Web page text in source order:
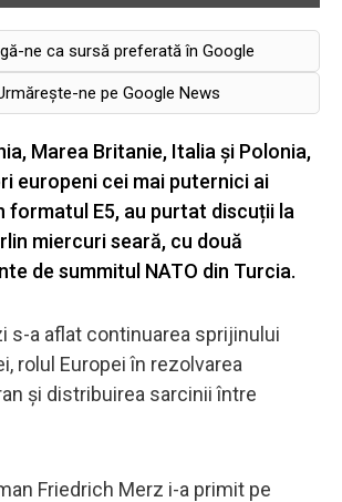
ne ca sursă preferată în Google
ne pe Google News
Marea Britanie, Italia și Polonia,
europeni cei mai puternici ai
formatul E5, au purtat discuții la
miercuri seară, cu două
de summitul NATO din Turcia.
s-a aflat continuarea sprijinului
rolul Europei în rezolvarea
și distribuirea sarcinii între
Friedrich Merz i-a primit pe